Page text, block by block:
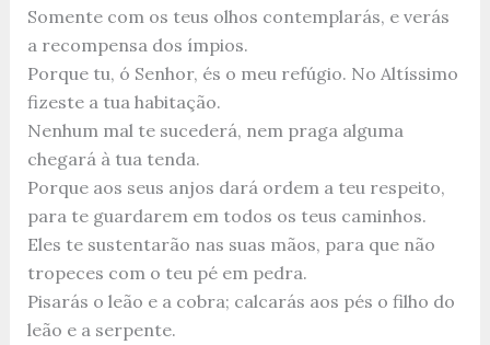
Somente com os teus olhos contemplarás, e verás
a recompensa dos ímpios.
Porque tu, ó Senhor, és o meu refúgio. No Altíssimo
fizeste a tua habitação.
Nenhum mal te sucederá, nem praga alguma
chegará à tua tenda.
Porque aos seus anjos dará ordem a teu respeito,
para te guardarem em todos os teus caminhos.
Eles te sustentarão nas suas mãos, para que não
tropeces com o teu pé em pedra.
Pisarás o leão e a cobra; calcarás aos pés o filho do
leão e a serpente.